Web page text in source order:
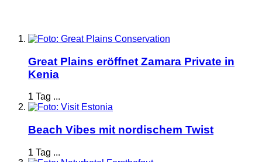
Great Plains eröffnet Zamara Private in
Kenia
1 Tag ...
Beach Vibes mit nordischem Twist
1 Tag ...